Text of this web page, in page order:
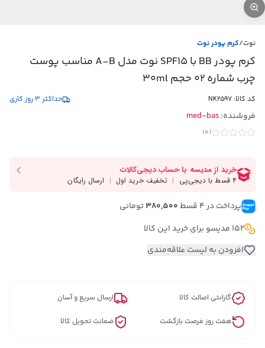
نوت/کرم پودر نوت
کرم پودر BB با SPF15 نوت مدل A-B مناسب پوست
چرب شماره 02 حجم 30ml
کد کالا: NK2597 حداکثر 3 روز کاری
فروشنده:med-bas
(
0
)
پرداخت در ۴ قسط 380,500 تومانی
152 مدیسو برای خرید این کالا
افزودن به لیست علاقه‌مندی
گارانتی اصالت کالا ارسال سریع و آسان
هفت روز فرصت بازگشت ضمانت تحویل کالا